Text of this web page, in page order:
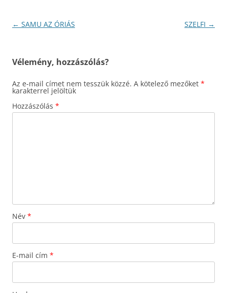
Bejegyzés
← SAMU AZ ÓRIÁS SZELFI →
Vélemény, hozzászólás?
Az e-mail címet nem tesszük közzé. A kötelező mezőket *
karakterrel jelöltük
Hozzászólás *
Név *
E-mail cím *